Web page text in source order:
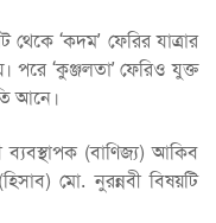
‘কদম’ ফেরির যাত্রার
‘কুঞ্জলতা’ ফেরিও যুক্ত
আনে।
ব্যবস্থাপক (বাণিজ্য) আকিব
মো. নুরন্নবী বিষয়টি